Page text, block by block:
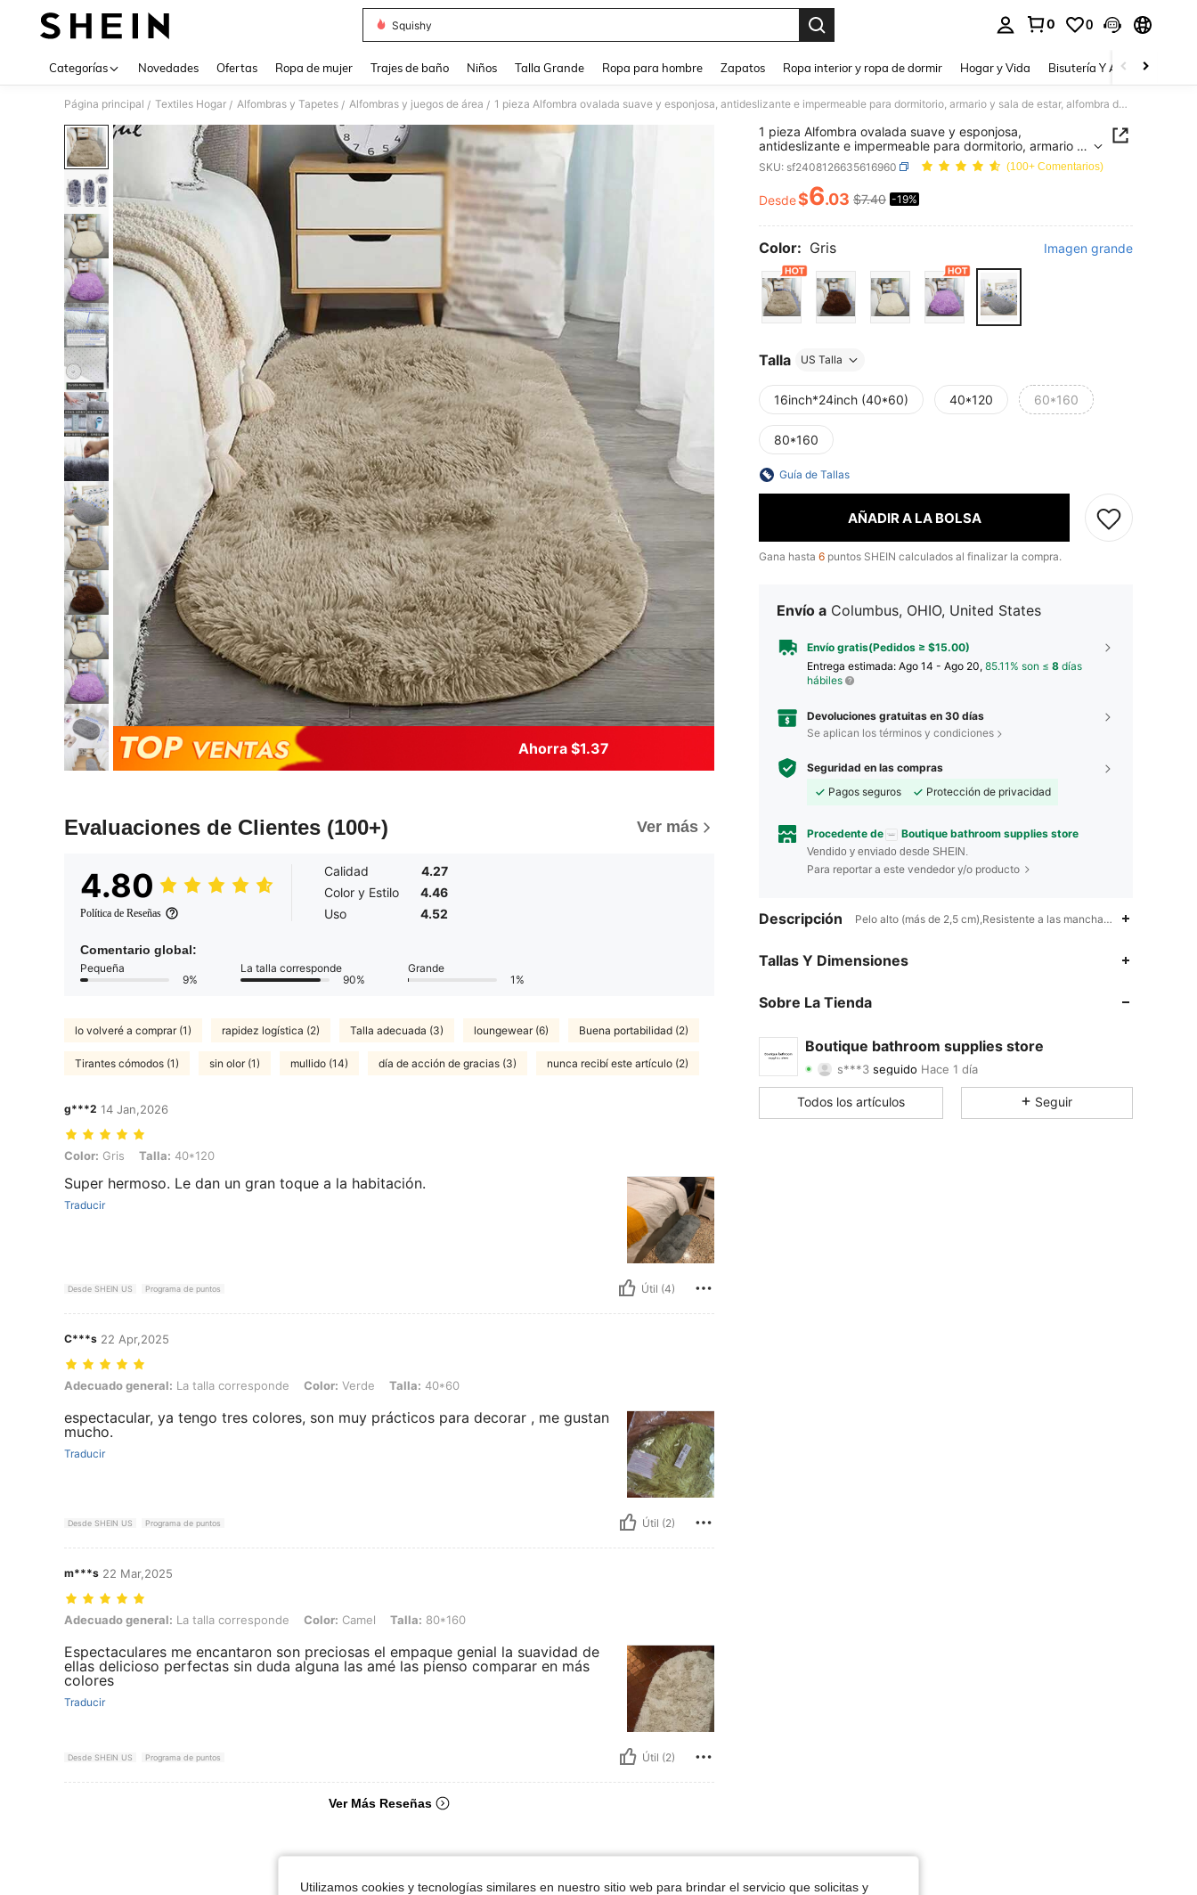
Squishy
0 0
Categorías Novedades Ofertas Ropa de mujer Trajes de baño Niños Talla Grande Ropa para hombre Zapatos Ropa interior y ropa de dormir Hogar y Vida Bisutería Y Accesorios
Página principal / Textiles Hogar / Alfombras y Tapetes / Alfombras y juegos de área / 1 pieza Alfombra ovalada suave y esponjosa, antideslizante e impermeable para dormitorio, armario y sala de estar, alfombra de unicolor y esponjosa, gran felpudo decorativo de entrada
Ahorra $1.37
Evaluaciones de Clientes (100+) Ver más
4.80
Política de Reseñas
Calidad
4.27
Color y Estilo
4.46
Uso
4.52
Comentario global:
Pequeña
9%
La talla corresponde
90%
Grande
1%
lo volveré a comprar (1) rapidez logística (2) Talla adecuada (3) loungewear (6) Buena portabilidad (2)
Tirantes cómodos (1) sin olor (1) mullido (14) día de acción de gracias (3) nunca recibí este artículo (2)
g***2 14 Jan,2026
Color: Gris, Talla: 40*120
Color: Gris Talla: 40*120
Super hermoso. Le dan un gran toque a la habitación.
Traducir
Desde SHEIN US Programa de puntos Útil (4)
C***s 22 Apr,2025
Adecuado general: La talla corresponde, Color: Verde, Talla: 40*60
Adecuado general: La talla corresponde Color: Verde Talla: 40*60
espectacular, ya tengo tres colores, son muy prácticos para decorar , me gustan
mucho.
Traducir
Desde SHEIN US Programa de puntos Útil (2)
m***s 22 Mar,2025
Adecuado general: La talla corresponde, Color: Camel, Talla: 80*160
Adecuado general: La talla corresponde Color: Camel Talla: 80*160
Espectaculares me encantaron son preciosas el empaque genial la suavidad de
ellas delicioso perfectas sin duda alguna las amé las pienso comparar en más
colores
Traducir
Desde SHEIN US Programa de puntos Útil (2)
Ver Más Reseñas
1 pieza Alfombra ovalada suave y esponjosa,
antideslizante e impermeable para dormitorio, armario y
sala de estar, alfombra de unicolor y esponjosa, gran
felpudo decorativo de entrada
SKU: sf2408126635616960 (100+ Comentarios)
PRICE AND AVAILABILITY
Desde$6.03 $7.40 -19%
Color: Gris Imagen grande
Talla US Talla
16inch*24inch (40*60) 40*120 60*160
80*160
Guía de Tallas
AÑADIR A LA BOLSA
Gana hasta 6 puntos SHEIN calculados al finalizar la compra.
Envío a Columbus, OHIO, United States
Envío gratis(Pedidos ≥ $15.00)
Entrega estimada: Ago 14 - Ago 20, 85.11% son ≤ 8 días
hábiles
Devoluciones gratuitas en 30 días
Se aplican los términos y condiciones
Seguridad en las compras
Pagos seguros
Protección de privacidad
Procedente de Boutique bathroom supplies store
Vendido y enviado desde SHEIN.
Para reportar a este vendedor y/o producto
Descripción Pelo alto (más de 2,5 cm),Resistente a las manchas,lavadora o
Tallas Y Dimensiones
Sobre La Tienda
Boutique bathroom supplies store
s***3 seguidoHace 1 día
4.84 Calificación 16Artículos
4.84
Todos los artículos Seguir
Utilizamos cookies y tecnologías similares en nuestro sitio web para brindar el servicio que solicitas y